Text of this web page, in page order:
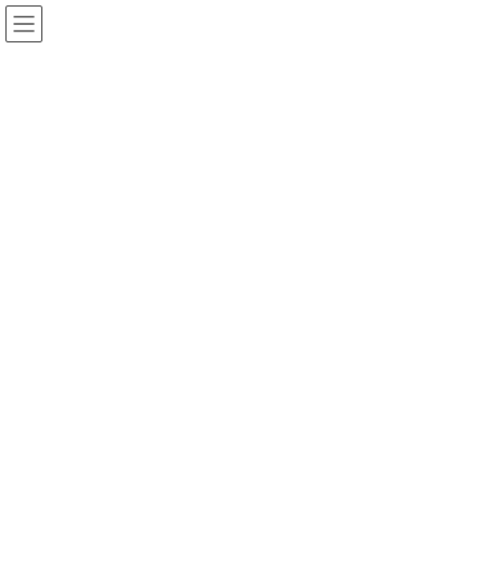
コ
ン
ナ
ビ
教材共有サイト2.0−高大連携歴史教育研究